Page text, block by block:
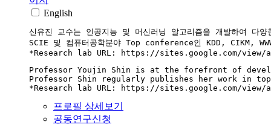
English
신유진 교수는 인공지능 및 머신러닝 알고리즘을 개발하여
SCIE 및 컴퓨터공학분야 Top conference인 KDD, CIKM,
*Research lab URL: https://sites.google.com/view/
Professor Youjin Shin is at the forefront of
Professor Shin regularly publishes her work in
*Research lab URL: https://sites.google.com/view/
프로필 상세보기
공동연구신청